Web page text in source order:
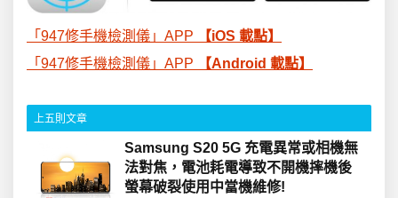
「947修手機檢測儀」APP 【iOS 載點】
「947修手機檢測儀」APP
【Android 載點】
上五則文章
Samsung S20 5G 充電異常或相機無
法對焦，電池耗電導致不開機摔機後
螢幕破裂使用中當機維修!